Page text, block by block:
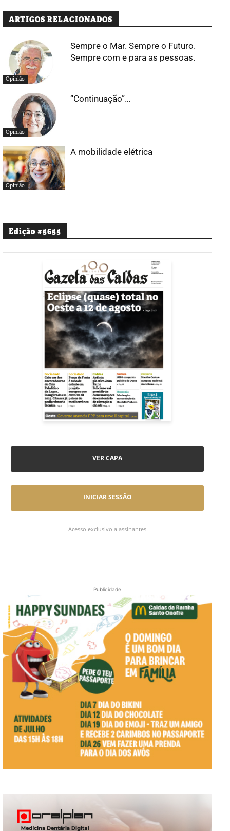
ARTIGOS RELACIONADOS
Opinião
Sempre o Mar. Sempre o Futuro.
Sempre com e para as pessoas.
Opinião
“Continuação”…
Opinião
A mobilidade elétrica
Edição #5655
VER CAPA
INICIAR SESSÃO
Acesso exclusivo a assinantes
Publicidade